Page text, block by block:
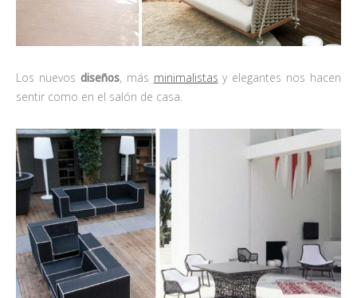
Los nuevos diseños, más minimalistas y elegantes nos hacen
sentir como en el salón de casa.